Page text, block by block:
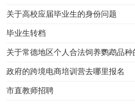
房公积金办理提取业务等问题
关于高校应届毕业生的身份问题
毕业生转档
关于常德地区个人合法饲养鹦鹉品种
政府的跨境电商培训营去哪里报名
市直教师招聘